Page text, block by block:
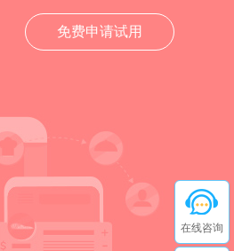
免费申请试用
在线咨询